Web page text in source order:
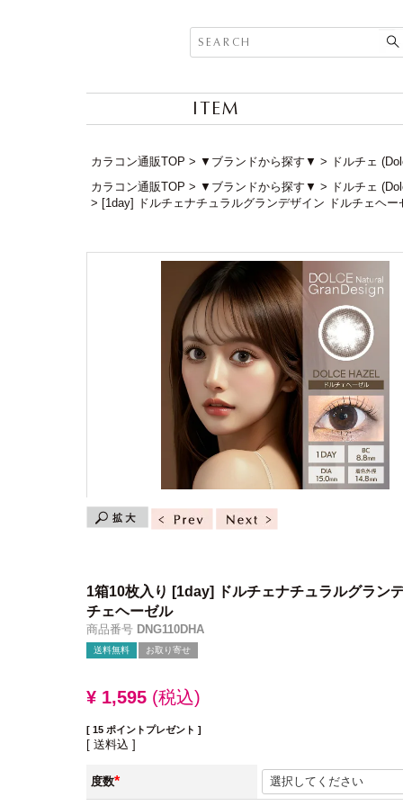
ITEM
カラコン通販TOP ▼ブランドから探す▼
ドルチェ
カラコン通販TOP
▼ブランドから探す▼
ドルチェ
[1day] ドルチェナチュラルグランデザイン ドルチェヘー
1箱10枚入り [1day] ドルチェナチュラルグラン
チェヘーゼル
商品番号 DNG110DHA
送料無料 お取り寄せ
¥ 1,595 税込
[ 15 ポイントプレゼント ]
送料込
度数
(必